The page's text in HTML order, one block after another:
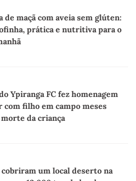
de maçã com aveia sem glúten:
prática e nutritiva para o
Ypiranga FC fez homenagem
com filho em campo meses
da criança
cobriram um local deserto na